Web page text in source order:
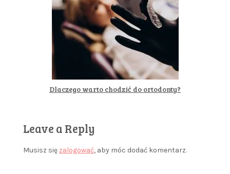
Dlaczego warto chodzić do ortodonty?
Leave a Reply
Musisz się zalogować, aby móc dodać komentarz.